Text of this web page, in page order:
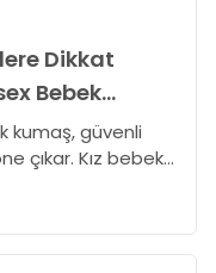
Dikkat
Bebek
kumaş, güvenli
çıkar. Kız bebek
çıkış seti